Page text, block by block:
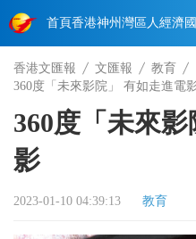
首頁香港神州 灣區人經濟
香港文匯報 文匯報
教育
360度「未來影院」 有如走進電
360度「未來
影
2023-01-10 04:39:13 教育